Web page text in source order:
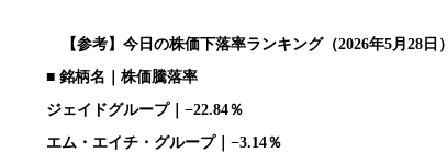
【参考】今日の株価下落率ランキング（2026年5月28日）
■ 銘柄名｜株価騰落率
ジェイドグループ｜−22.84％
エム・エイチ・グループ｜−3.14％